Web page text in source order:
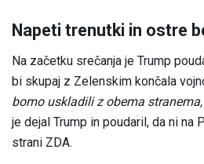
Napeti trenutki in ostre
Na začetku srečanja je Trump
bi skupaj z Zelenskim končala
bomo uskladili z obema
je dejal Trump in poudaril, da ni na
strani ZDA.